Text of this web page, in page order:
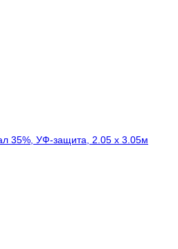
35%, УФ-защита, 2.05 х 3.05м